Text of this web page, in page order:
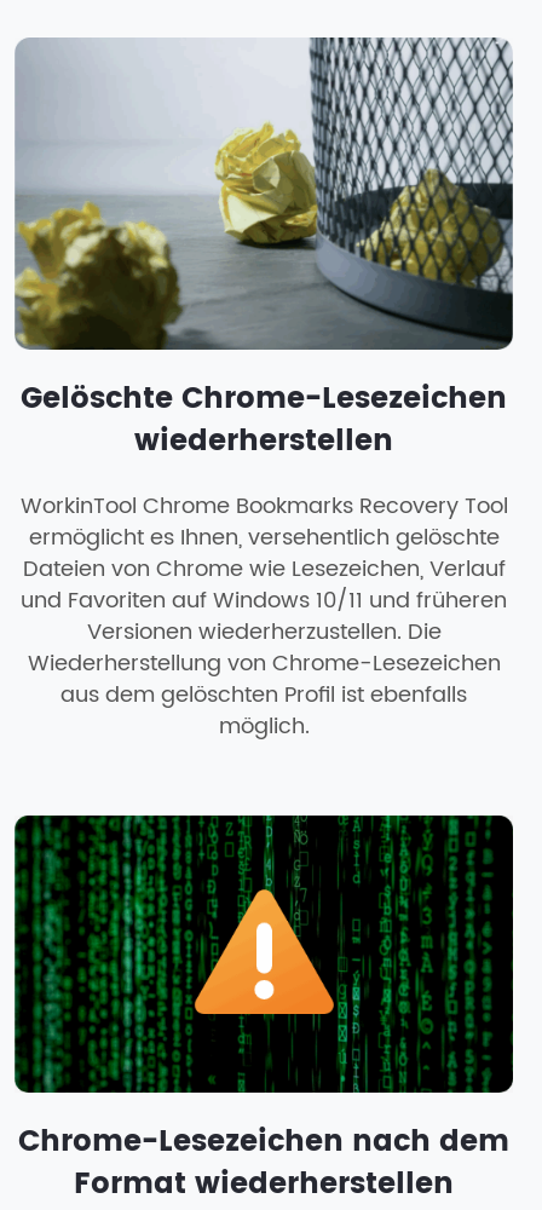
Gelöschte Chrome-Lesezeichen
wiederherstellen
WorkinTool Chrome Bookmarks Recovery Tool
ermöglicht es Ihnen, versehentlich gelöschte
Dateien von Chrome wie Lesezeichen, Verlauf
und Favoriten auf Windows 10/11 und früheren
Versionen wiederherzustellen. Die
Wiederherstellung von Chrome-Lesezeichen
aus dem gelöschten Profil ist ebenfalls
möglich.
Chrome-Lesezeichen nach dem
Format wiederherstellen